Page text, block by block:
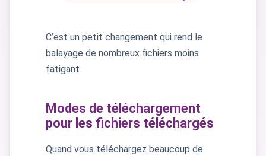
C’est un petit changement qui rend le
balayage de nombreux fichiers moins
fatigant.
Modes de téléchargement
pour les fichiers téléchargés
Quand vous téléchargez beaucoup de